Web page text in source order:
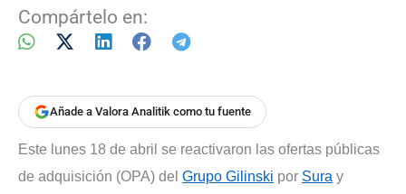
Compártelo en:
Añade a Valora Analitik como tu fuente
Este lunes 18 de abril se reactivaron las ofertas públicas
de adquisición (OPA) del Grupo Gilinski por Sura y